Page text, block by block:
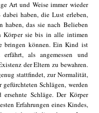
Art und Weise immer wieder
haben, die Lust erleben,
haben, das sie nach Belieben
Körper sie bis in alle intimen
bringen können. Ein Kind ist
als angemessen und
der Eltern zu bewahren.
stattfindet, zur Normalität,
Schlägen, werden
Schläge. Der Körper
Erfahrungen eines Kindes,